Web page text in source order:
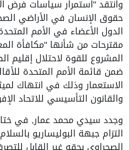
وانتقد "استمرار سياسات فرض
حقوق الإنسان في الأراضي
الدول الأعضاء في الأمم
مقترحات من شأنها "مكافأة
المشروع للقوة لاحتلال إقليم
ضمن قائمة الأمم المتحدة
الاستعمار وذلك في انتهاك
والقانون التأسيسي للاتحاد
وجدد سيدي محمد عمار, في
التزام جبهة البوليساريو